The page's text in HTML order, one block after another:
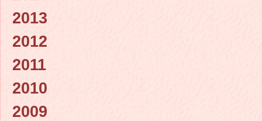
2013
2012
2011
2010
2009